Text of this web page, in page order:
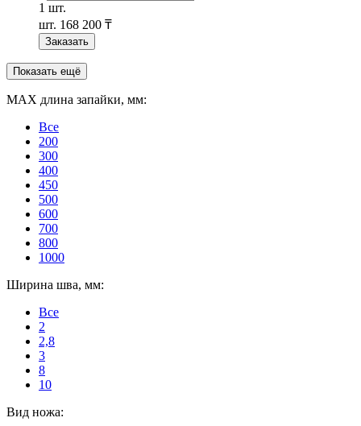
1 шт.
шт. 168 200 ₸
Заказать
Показать ещё
MAX длина запайки, мм:
Все
200
300
400
450
500
600
700
800
1000
Ширина шва, мм:
Все
2
2,8
3
8
10
Вид ножа: